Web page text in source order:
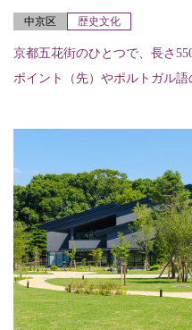
中京区 歴史文化
京都五花街のひとつで、長さ
ポイント（先）やポルトガル語
四条河原町のにぎ...